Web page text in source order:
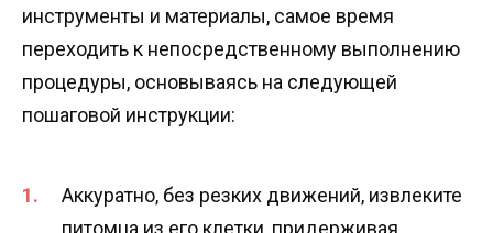
инструменты и материалы, самое время
переходить к непосредственному выполнению
процедуры, основываясь на следующей
пошаговой инструкции:
Аккуратно, без резких движений, извлеките
питомца из его клетки, придерживая